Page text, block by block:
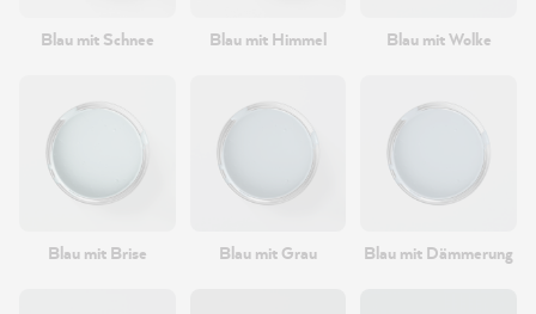
Blau mit Schnee Blau mit Himmel Blau mit Wolke
Blau mit Brise Blau mit Grau Blau mit Dämmerung